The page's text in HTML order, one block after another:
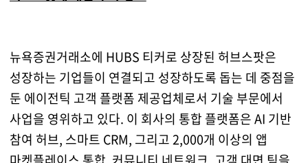
뉴욕증권거래소에 HUBS 티커로 상장된 허브스팟은
성장하는 기업들이 연결되고 성장하도록 돕는 데 중점을
둔 에이전틱 고객 플랫폼 제공업체로서 기술 부문에서
사업을 영위하고 있다. 이 회사의 통합 플랫폼은 AI 기반
참여 허브, 스마트 CRM, 그리고 2,000개 이상의 앱